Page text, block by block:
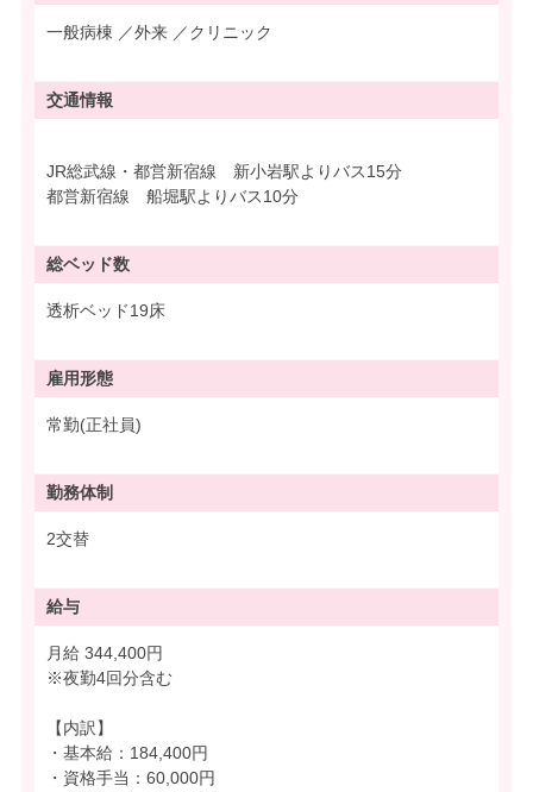
一般病棟 ／外来 ／クリニック
交通情報
JR総武線・都営新宿線 新小岩駅よりバス15分
都営新宿線 船堀駅よりバス10分
総ベッド数
透析ベッド19床
雇用形態
常勤(正社員)
勤務体制
2交替
給与
月給 344,400円
※夜勤4回分含む
【内訳】
・基本給：184,400円
・資格手当：60,000円